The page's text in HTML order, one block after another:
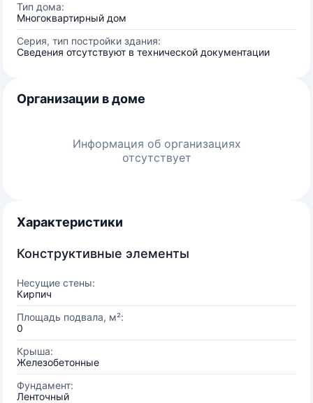
Тип дома:
Многоквартирный дом
Серия, тип постройки здания:
Сведения отсутствуют в технической документации
Организации в доме
Информация об организациях
отсутствует
Характеристики
Конструктивные элементы
Несущие стены:
Кирпич
Площадь подвала, м²:
0
Крыша:
Железобетонные
Фундамент:
Ленточный